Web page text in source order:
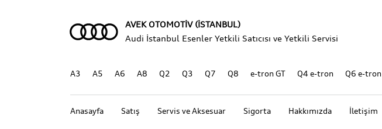
AVEK OTOMOTİV (İSTANBUL)
Audi İstanbul Esenler Yetkili Satıcısı ve Yetkili Servisi
A3 A5 A6 A8 Q2 Q3 Q7 Q8 e-tron GT Q4 e-tron Q6 e-tron
Anasayfa Satış Servis ve Aksesuar Sigorta Hakkımızda İletişim